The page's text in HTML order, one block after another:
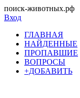
поиск-животных.рф
Вход
ГЛАВНАЯ
НАЙДЕННЫЕ
ПРОПАВШИЕ
ВОПРОСЫ
+ДОБАВИТЬ